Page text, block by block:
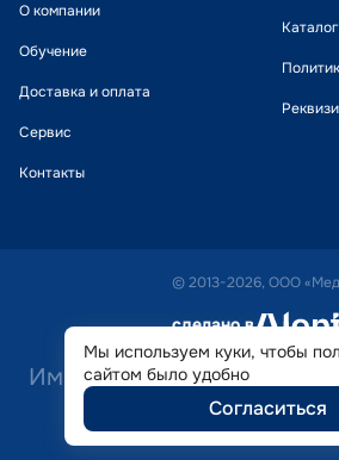
О компании
Обучение
Доставка и оплата
Сервис
Контакты
Каталог
© 2013-2026, ООО
сделано в alente
Имеются
консультация
Мы используем куки, чтобы
сайтом было удобно
Согласиться